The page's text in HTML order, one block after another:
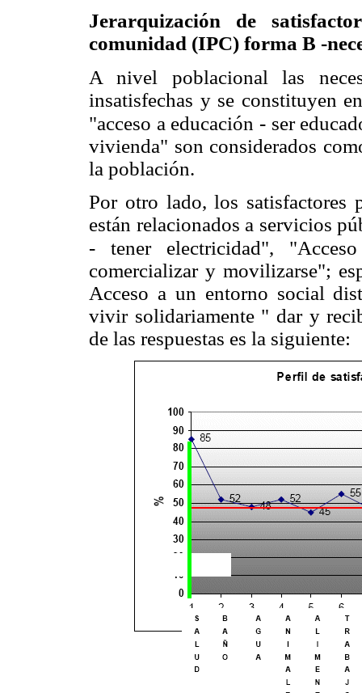
Jerarquización de
comunidad (IPC) forma B -
A nivel poblacional las
insatisfechas y se constituyen
"acceso a educación - ser
vivienda" son considerados
la población.
Por otro lado, los satisfactores
están relacionados a servicios
- tener electricidad",
comercializar y movilizarse";
Acceso a un entorno social
vivir solidariamente " dar y
de las respuestas es la siguiente: